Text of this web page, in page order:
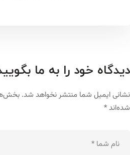
دیدگاه خود را به ما
نشانی ایمیل شما منتشر نخواهد شد.
شده‌اند*